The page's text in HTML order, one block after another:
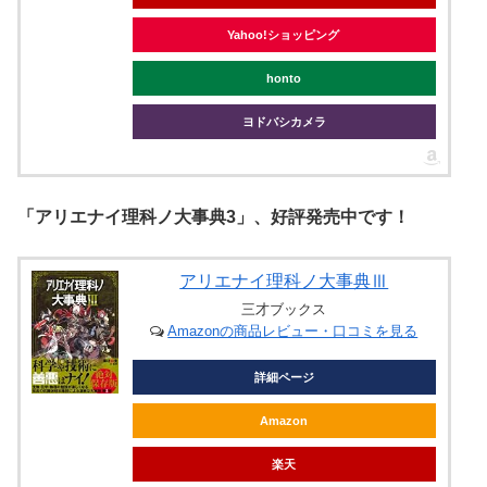
Yahoo!ショッピング
honto
ヨドバシカメラ
「アリエナイ理科ノ大事典3」、好評発売中です！
アリエナイ理科ノ大事典Ⅲ
三才ブックス
Amazonの商品レビュー・口コミを見る
詳細ページ
Amazon
楽天